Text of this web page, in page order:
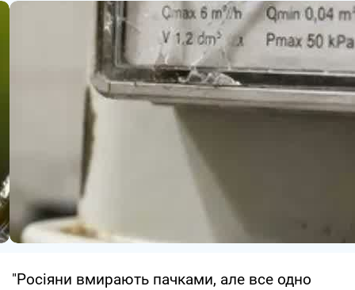
"Росіяни вмирають пачками, але все одно